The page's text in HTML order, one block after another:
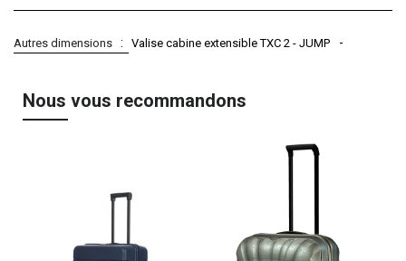
Autres dimensions Valise cabine extensible TXC 2 - JUMP
Nous vous recommandons